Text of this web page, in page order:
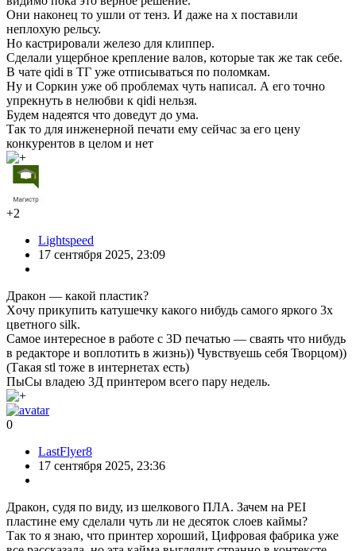
Это кораблик без настроек, как был. Не тот который на
флешке, а тот который в принтере. Тот который на флешке,
красивее.
+11
17 сентября 2025, 20:56
+3
titansuperhero
18 сентября 2025, 01:11
Да как бы одни спойлеры и есть)
vovvan
Да ну вас. Это же круто!
Я с такой скоростью еще никогда обзоры не читал.